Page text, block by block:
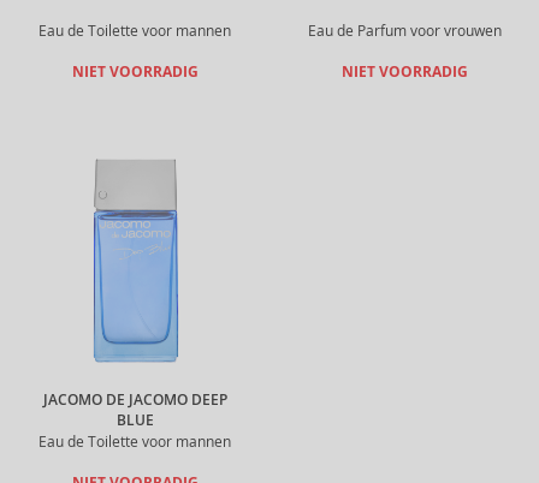
Eau de Toilette voor mannen
NIET VOORRADIG
Eau de Parfum voor vrouwen
NIET VOORRADIG
JACOMO DE JACOMO DEEP
BLUE
Eau de Toilette voor mannen